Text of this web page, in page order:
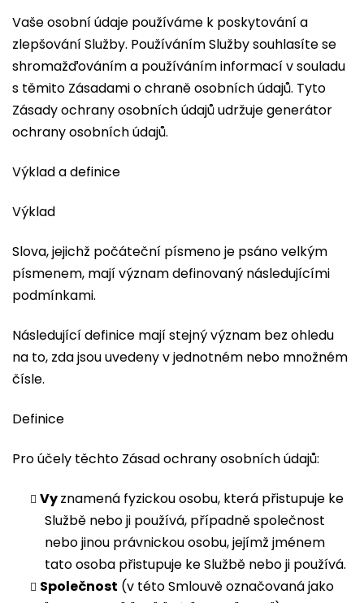
Vaše osobní údaje používáme k poskytování a
zlepšování Služby. Používáním Služby souhlasíte se
shromažďováním a používáním informací v souladu
s těmito Zásadami o chraně osobních údajů. Tyto
Zásady ochrany osobních údajů udržuje generátor
ochrany osobních údajů.
Výklad a definice
Výklad
Slova, jejichž počáteční písmeno je psáno velkým
písmenem, mají význam definovaný následujícími
podmínkami.
Následující definice mají stejný význam bez ohledu
na to, zda jsou uvedeny v jednotném nebo množném
čísle.
Definice
Pro účely těchto Zásad ochrany osobních údajů:
Vyznamená fyzickou osobu, která přistupuje ke
Službě nebo ji používá, případně společnost
nebo jinou právnickou osobu, jejímž jménem
tato osoba přistupuje ke Službě nebo ji používá.
Společnost (v této Smlouvě označovaná jako